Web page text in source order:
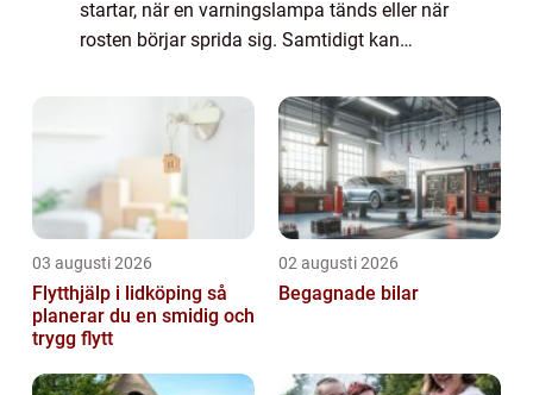
startar, när en varningslampa tänds eller när
rosten börjar sprida sig. Samtidigt kan
rörig. Vem gör vad? Vad kostar det
egentligen?...
03 augusti 2026
Flytthjälp i lidköping så
planerar du en smidig och
trygg flytt
02 augusti 2026
Begagnade bilar